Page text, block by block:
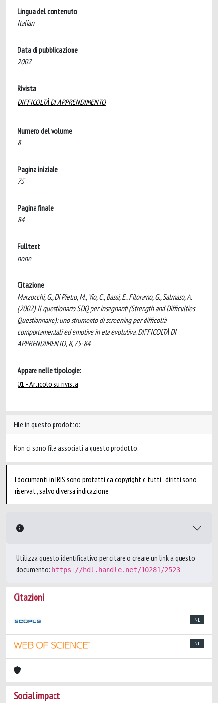
Lingua del contenuto
Italian
Data di pubblicazione
2002
Rivista
DIFFICOLTÀ DI APPRENDIMENTO
Numero del volume
8
Pagina iniziale
75
Pagina finale
84
Fulltext
none
Citazione
Marzocchi, G., Di Pietro, M., Vio, C., Bassi, E., Filoramo, G., Salmaso, A.
(2002). Il questionario SDQ per insegnanti (Strength and Difficulties
Questionnaire): uno strumento di screening per difficoltà
comportamentali ed emotive in età evolutiva. DIFFICOLTÀ DI
APPRENDIMENTO, 8, 75-84.
Appare nelle tipologie:
01 - Articolo su rivista
File in questo prodotto:
Non ci sono file associati a questo prodotto.
I documenti in IRIS sono protetti da copyright e tutti i diritti sono
riservati, salvo diversa indicazione.
Utilizza questo identificativo per citare o creare un link a questo
documento: https://hdl.handle.net/10281/2523
Citazioni
ND
ND
Social impact